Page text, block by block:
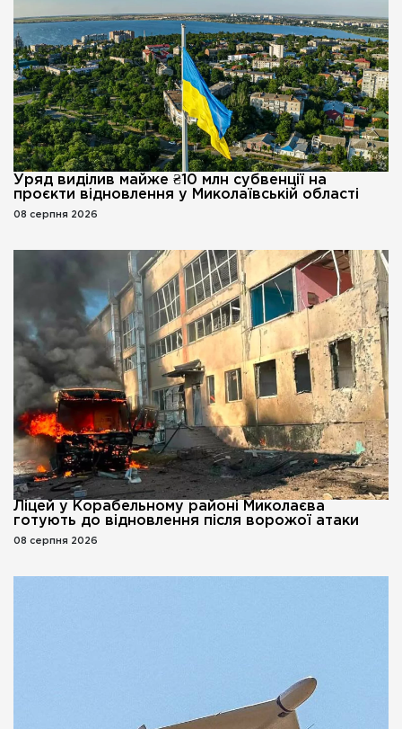
Уряд виділив майже ₴10 млн субвенції на
проєкти відновлення у Миколаївській області
08 серпня 2026
Ліцей у Корабельному районі Миколаєва
готують до відновлення після ворожої атаки
08 серпня 2026